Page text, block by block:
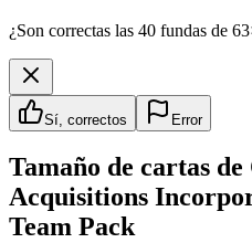
¿Son correctas las 40 fundas de
Sí, correctos Error
Tamaño de cartas de
Acquisitions
Team Pack